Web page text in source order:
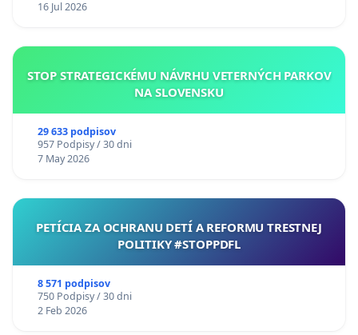
16 Jul 2026
STOP STRATEGICKÉMU NÁVRHU VETERNÝCH PARKOV
NA SLOVENSKU
29 633 podpisov
957 Podpisy / 30 dni
7 May 2026
PETÍCIA ZA OCHRANU DETÍ A REFORMU TRESTNEJ
POLITIKY #STOPPDFL
8 571 podpisov
750 Podpisy / 30 dni
2 Feb 2026